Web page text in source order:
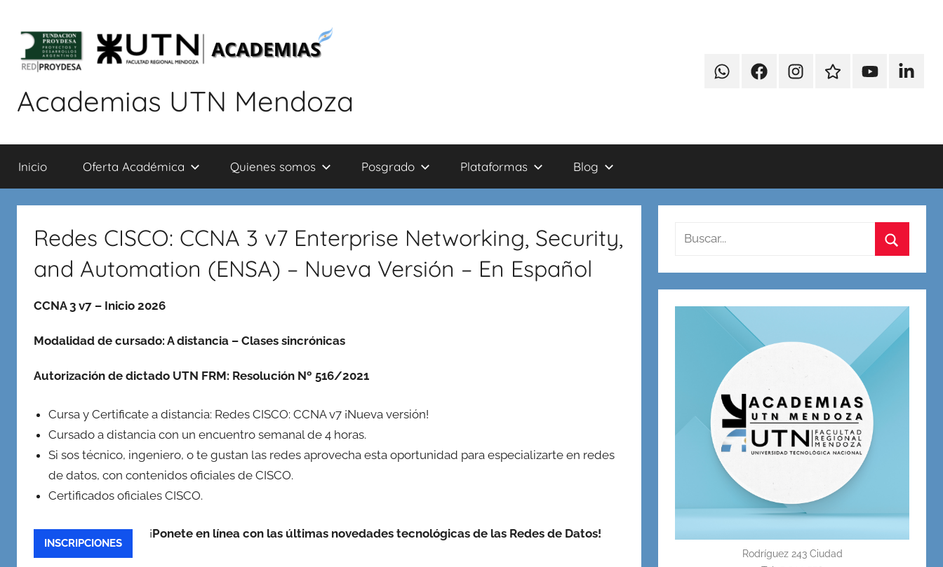
contenido
Academias UTN Mendoza
de
capacitación
Programación,
Seguridad
Redes,
WhatsAppFaccebookInstagramContactoYoutube
Inicio Oferta Académica Quienes somos Posgrado Plataformas Blog
Redes CISCO: CCNA 3 v7 Enterprise Networking, Security,
and Automation (ENSA) – Nueva Versión – En Español
CCNA 3 v7 – Inicio 2026
Modalidad de cursado: A distancia – Clases sincrónicas
Autorización de dictado UTN FRM: Resolución Nº 516/2021
Cursa y Certificate a distancia: Redes CISCO: CCNA v7 ¡Nueva versión!
Cursado a distancia con un encuentro semanal de 4 horas.
Si sos técnico, ingeniero, o te gustan las redes aprovecha esta oportunidad para especializarte en redes
de datos, con contenidos oficiales de CISCO.
Certificados oficiales CISCO.
INSCRIPCIONES
¡Ponete en línea con las últimas novedades tecnológicas de las Redes de Datos!
Buscar:
Rodríguez 243 Ciudad